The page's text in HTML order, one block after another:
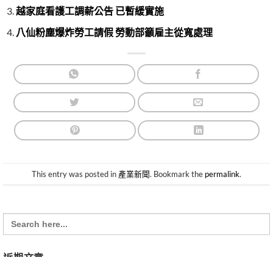
越家庭看護工調薪公告 已暫緩實施
八仙粉塵爆炸勞工請假 勞動部籲雇主從寬處理
This entry was posted in 產業新聞. Bookmark the permalink.
Search
for: